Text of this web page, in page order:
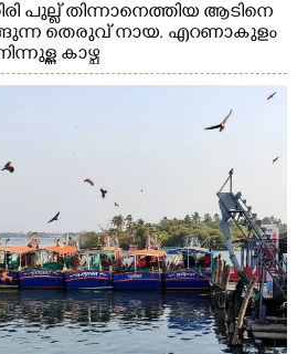
പുല്ല് തിന്നാനെത്തിയ ആടിനെ
തെരുവ് നായ. എറണാകുളം
കാഴ്ച